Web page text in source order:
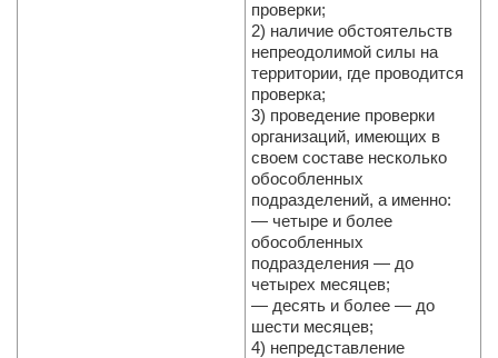
проверки;
2) наличие обстоятельств
непреодолимой силы на
территории, где проводится
проверка;
3) проведение проверки
организаций, имеющих в
своем составе несколько
обособленных
подразделений, а именно:
— четыре и более
обособленных
подразделения — до
четырех месяцев;
— десять и более — до
шести месяцев;
4) непредставление